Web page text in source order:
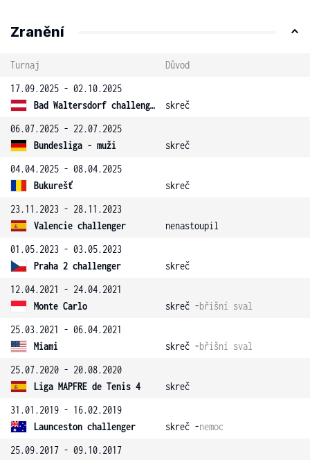
Zranění
Turnaj
Důvod
17.09.2025 - 02.10.2025
Bad Waltersdorf challenger
skreč
06.07.2025 - 22.07.2025
Bundesliga - muži
skreč
04.04.2025 - 08.04.2025
Bukurešť
skreč
23.11.2023 - 28.11.2023
Valencie challenger
nenastoupil
01.05.2023 - 03.05.2023
Praha 2 challenger
skreč
12.04.2021 - 24.04.2021
Monte Carlo
skreč -břišní sval
25.03.2021 - 06.04.2021
Miami
skreč -břišní sval
25.07.2020 - 20.08.2020
Liga MAPFRE de Tenis 4
skreč
31.01.2019 - 16.02.2019
Launceston challenger
skreč -nemoc
25.09.2017 - 09.10.2017